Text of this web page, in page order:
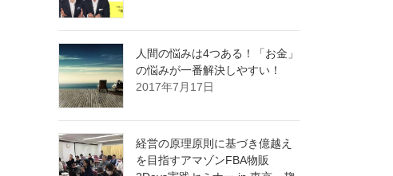
人間の悩みは4つある！「お金」
の悩みが一番解決しやすい！
2017年7月17日
経営の原理原則に基づき億越え
を目指すアマゾンFBA物販